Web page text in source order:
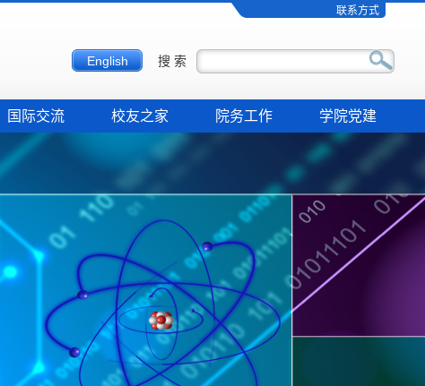
联系方式
English 搜 索
国际交流 校友之家 院务工作 学院党建